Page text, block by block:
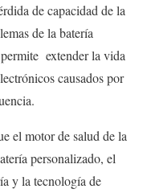
de capacidad de la
de la batería
extender la vida
causados ​​por
el motor de salud de la
personalizado, el
y la tecnología de